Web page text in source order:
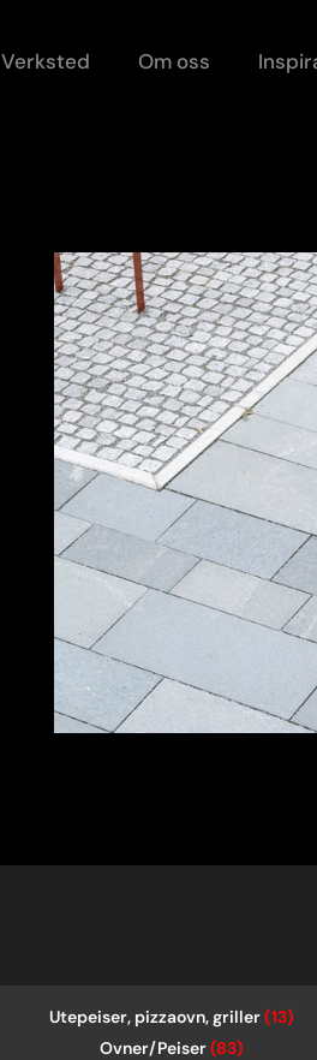
Verksted Om oss
Utepeiser, pizzaovn, griller(13)
Ovner/Peiser(83)